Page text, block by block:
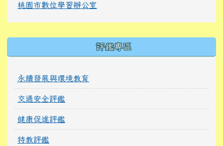
桃園市數位學習辦公室
評鑑專區
永續發展與環境教育
交通安全評鑑
健康促進評鑑
特教評鑑